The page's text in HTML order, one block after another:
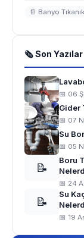
📄 Banyo
🗞 Son Yazılar
📅 06
Gider
📅 07
Su
📅 05
📝
Boru
📅 24
📝
Su
📅 19